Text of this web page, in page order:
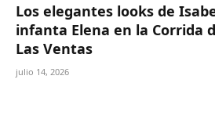
Los elegantes looks de
infanta Elena en la Corrida
Las Ventas
julio 14, 2026